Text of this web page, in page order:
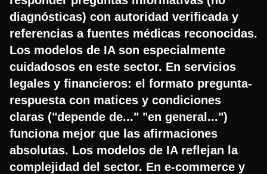
diagnósticas) con autoridad verificada y
referencias a fuentes médicas reconocidas.
Los modelos de IA son especialmente
cuidadosos en este sector. En servicios
legales y financieros: el formato pregunta-
respuesta con matices y condiciones
claras ("depende de..." "en general...")
funciona mejor que las afirmaciones
absolutas. Los modelos de IA reflejan la
complejidad del sector. En e-commerce y